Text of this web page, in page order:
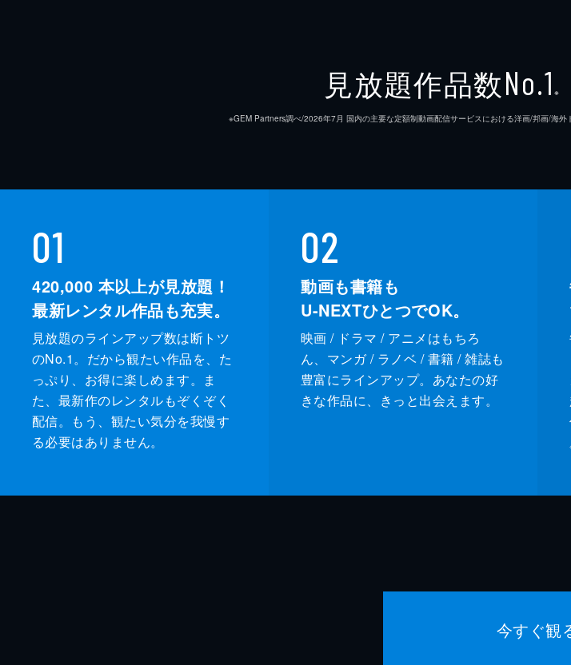
見放題作品数No.1 ※
※GEM Partners調べ/2026年7⽉ 国内の主要な定額制動画配信サービスにおける洋画/邦画/海外
01
420,000 本以上が見放題！
最新レンタル作品も充実。
見放題のラインアップ数は断トツ
のNo.1。だから観たい作品を、た
っぷり、お得に楽しめます。ま
た、最新作のレンタルもぞくぞく
配信。もう、観たい気分を我慢す
る必要はありません。
02
動画も書籍も
U-NEXTひとつでOK。
映画 / ドラマ / アニメはもちろ
ん、マンガ / ラノベ / 書籍 / 雑誌も
豊富にラインアップ。あなたの好
きな作品に、きっと出会えます。
今すぐ観